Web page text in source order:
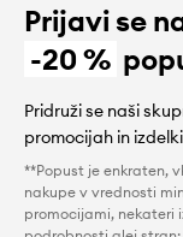
Prijavi se
-20 %
Pridruži se naši
promocijah in
**Popust je enkraten,
nakupe v vrednosti
promocijami, nekateri